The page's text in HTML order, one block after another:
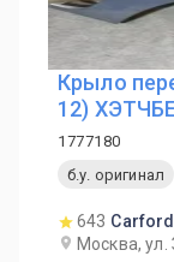
Крыло
12)
1777180
б.у. оригинал
643
Москва, ул.